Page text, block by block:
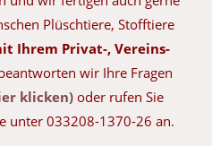
Plüschtiere, Stofftiere
Ihrem Privat-, Vereins-
wir Ihre Fragen
klicken) oder rufen Sie
unter 033208-1370-26 an.